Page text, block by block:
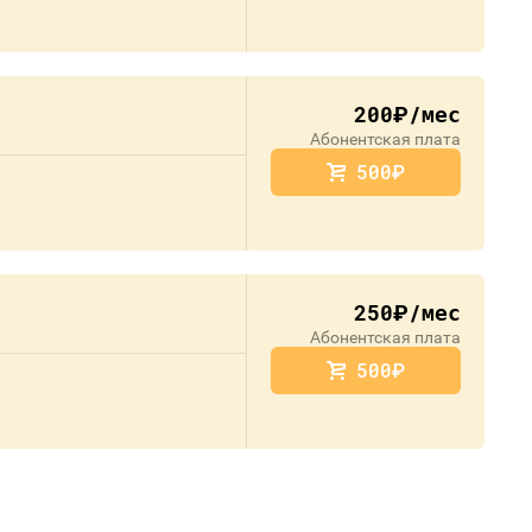
200руб./мес
Абонентская плата
500руб.
250руб./мес
Абонентская плата
500руб.